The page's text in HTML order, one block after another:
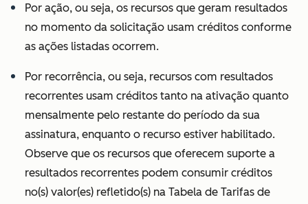
parceiros a
nosso critério
exclusivo e
razoável.
Por ação, ou seja, os recursos que geram resultados
no momento da solicitação usam créditos conforme
as ações listadas ocorrem.
Por recorrência, ou seja, recursos com resultados
recorrentes usam créditos tanto na ativação quanto
mensalmente pelo restante do período da sua
assinatura, enquanto o recurso estiver habilitado.
Observe que os recursos que oferecem suporte a
resultados recorrentes podem consumir créditos
no(s) valor(es) refletido(s) na Tabela de Tarifas de